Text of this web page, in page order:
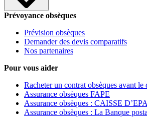
Prévoyance obsèques
Prévision obsèques
Demander des devis comparatifs
Nos partenaires
Pour vous aider
Racheter un contrat obsèques avant le
Assurance obsèques FAPE
Assurance obsèques : CAISSE
Assurance obsèques : La Banque